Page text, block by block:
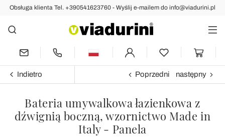
Obsługa klienta Tel. +390541623760 - Wyślij e-mailem do info@viadurini.pl
Indietro Poprzedni następny
Bateria umywalkowa łazienkowa z
dźwignią boczną, wzornictwo Made in
Italy - Panela